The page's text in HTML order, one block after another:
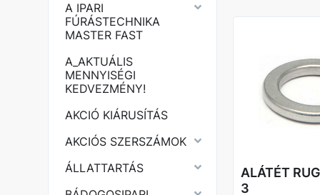
A IPARI
FÚRÁSTECHNIKA
MASTER FAST
A_AKTUÁLIS
MENNYISÉGI
KEDVEZMÉNY!
AKCIÓ KIÁRUSÍTÁS
AKCIÓS SZERSZÁMOK
ÁLLATTARTÁS
ALÁTÉT
3